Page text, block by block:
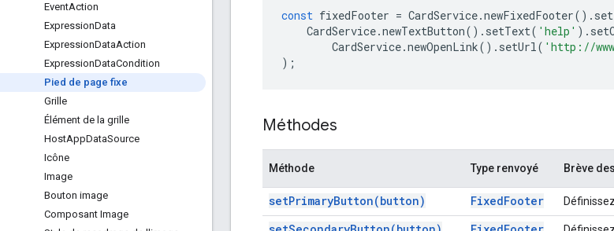
EventAction
ExpressionData
ExpressionDataAction
ExpressionDataCondition
Pied de page fixe
Grille
Élément de la grille
HostAppDataSource
Icône
Image
Bouton image
Composant Image
const fixedFooter = CardService.newFixedFooter().
CardService.newTextButton(). setText( 'help' ).
CardService.newOpenLink(). setUrl( 'http://
);
Méthodes
Méthode Type renvoyé Brève
setPrimaryButton(button) FixedFooter